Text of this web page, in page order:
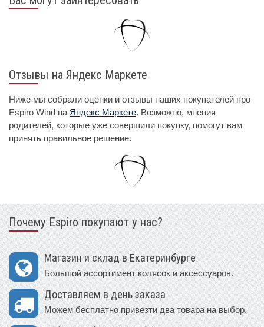
Отзывы на Яндекс Маркете
Ниже мы собрали оценки и отзывы наших покупателей про
Espiro Wind на Яндекс Маркете. Возможно, мнения
родителей, которые уже совершили покупку, помогут вам
принять правильное решение.
Почему Espiro покупают у нас?
Магазин и склад в Екатеринбурге
Большой ассортимент колясок и аксессуаров.
Доставляем в день заказа
Можем бесплатно привезти два товара на выбор.